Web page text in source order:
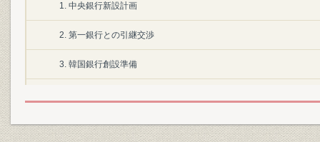
1. 中央銀行新設計画
2. 第一銀行との引継交渉
3. 韓国銀行創設準備
1. 韓国銀行の発足